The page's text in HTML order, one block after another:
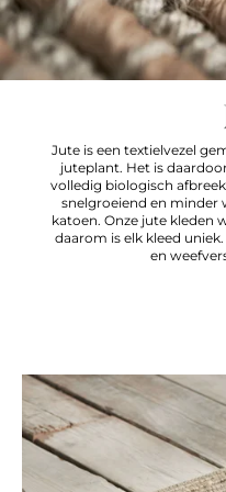
Jute is een textielvezel
juteplant. Het is
volledig biologisch
snelgroeiend en minder
katoen. Onze jute kleden
daarom is elk kleed
en